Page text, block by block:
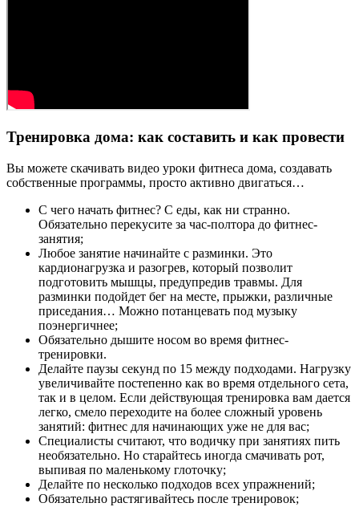
Тренировка дома: как составить и как провести
Вы можете скачивать видео уроки фитнеса дома, создавать
собственные программы, просто активно двигаться…
С чего начать фитнес? С еды, как ни странно.
Обязательно перекусите за час-полтора до фитнес-
занятия;
Любое занятие начинайте с разминки. Это
кардионагрузка и разогрев, который позволит
подготовить мышцы, предупредив травмы. Для
разминки подойдет бег на месте, прыжки, различные
приседания… Можно потанцевать под музыку
поэнергичнее;
Обязательно дышите носом во время фитнес-
тренировки.
Делайте паузы секунд по 15 между подходами. Нагрузку
увеличивайте постепенно как во время отдельного сета,
так и в целом. Если действующая тренировка вам дается
легко, смело переходите на более сложный уровень
занятий: фитнес для начинающих уже не для вас;
Специалисты считают, что водичку при занятиях пить
необязательно. Но старайтесь иногда смачивать рот,
выпивая по маленькому глоточку;
Делайте по несколько подходов всех упражнений;
Обязательно растягивайтесь после тренировок;